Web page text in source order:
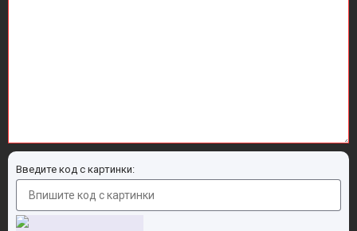
Введите код с картинки: